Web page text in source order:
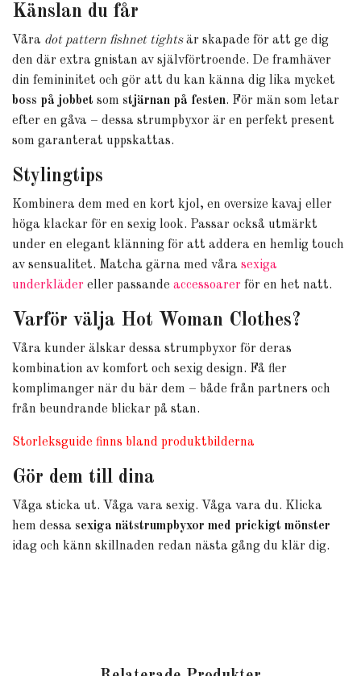
Känslan du får
Våra dot pattern fishnet tightsär skapade för att ge dig
den där extra gnistan av självförtroende. De framhäver
din femininitet och gör att du kan känna dig lika mycket
boss på jobbet som stjärnan på festen. För män som letar
efter en gåva – dessa strumpbyxor är en perfekt present
som garanterat uppskattas.
Stylingtips
Kombinera dem med en kort kjol, en oversize kavaj eller
höga klackar för en sexig look. Passar också utmärkt
under en elegant klänning för att addera en hemlig touch
av sensualitet. Matcha gärna med våra sexiga
underkläder eller passande accessoarer för en het natt.
Varför välja Hot Woman Clothes?
Våra kunder älskar dessa strumpbyxor för deras
kombination av komfort och sexig design. Få fler
komplimanger när du bär dem – både från partners och
från beundrande blickar på stan.
Storleksguide finns bland produktbilderna
Gör dem till dina
Våga sticka ut. Våga vara sexig. Våga vara du. Klicka
hem dessa sexiga nätstrumpbyxor med prickigt mönster
idag och känn skillnaden redan nästa gång du klär dig.